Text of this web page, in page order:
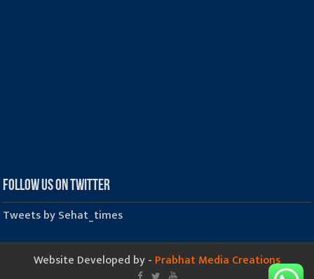
Follow us on Twitter
Tweets by Sehat_times
Website Developed by - Prabhat Media Creations